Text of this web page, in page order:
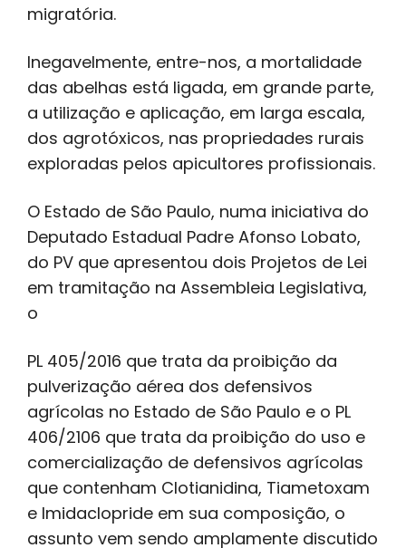
migratória.
Inegavelmente, entre-nos, a mortalidade
das abelhas está ligada, em grande parte,
a utilização e aplicação, em larga escala,
dos agrotóxicos, nas propriedades rurais
exploradas pelos apicultores profissionais.
O Estado de São Paulo, numa iniciativa do
Deputado Estadual Padre Afonso Lobato,
do PV que apresentou dois Projetos de Lei
em tramitação na Assembleia Legislativa,
o
PL 405/2016 que trata da proibição da
pulverização aérea dos defensivos
agrícolas no Estado de São Paulo e o PL
406/2106 que trata da proibição do uso e
comercialização de defensivos agrícolas
que contenham Clotianidina, Tiametoxam
e Imidaclopride em sua composição, o
assunto vem sendo amplamente discutido